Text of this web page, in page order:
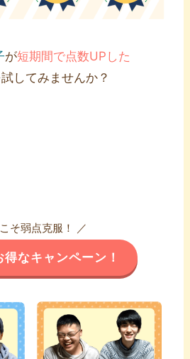
が短期間で点数UPした
してみませんか？
そ弱点克服！ ／
得なキャンペーン！